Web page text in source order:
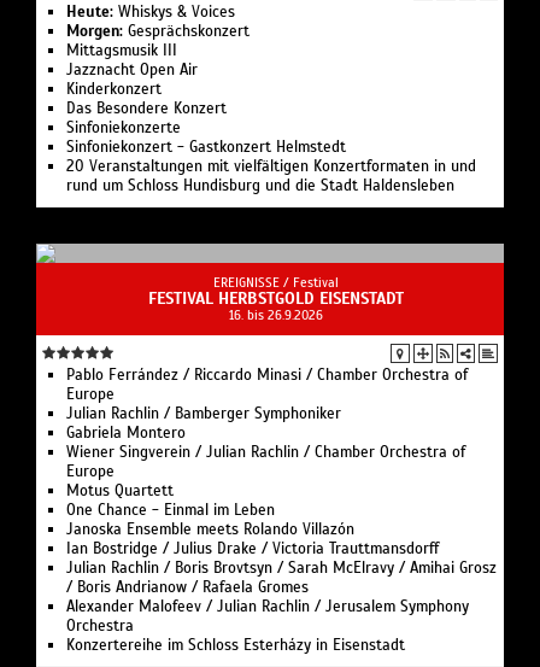
Heute: Whiskys & Voices
Morgen: Gesprächskonzert
Mittagsmusik III
Jazznacht Open Air
Kinderkonzert
Das Besondere Konzert
Sinfoniekonzerte
Sinfoniekonzert - Gastkonzert Helmstedt
20 Veranstaltungen mit vielfältigen Konzertformaten in und
rund um Schloss Hundisburg und die Stadt Haldensleben
EREIGNISSE / Festival
FESTIVAL HERBSTGOLD EISENSTADT
16. bis 26.9.2026
Pablo Ferrández / Riccardo Minasi / Chamber Orchestra of
Europe
Julian Rachlin / Bamberger Symphoniker
Gabriela Montero
Wiener Singverein / Julian Rachlin / Chamber Orchestra of
Europe
Motus Quartett
One Chance - Einmal im Leben
Janoska Ensemble meets Rolando Villazón
Ian Bostridge / Julius Drake / Victoria Trauttmansdorff
Julian Rachlin / Boris Brovtsyn / Sarah McElravy / Amihai Grosz
/ Boris Andrianow / Rafaela Gromes
Alexander Malofeev / Julian Rachlin / Jerusalem Symphony
Orchestra
Konzertereihe im Schloss Esterházy in Eisenstadt